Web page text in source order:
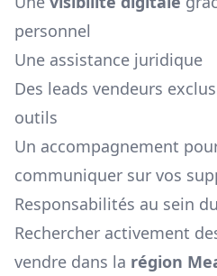
personnel
Une assistance juridique
Des leads vendeurs
outils
Un accompagnement
communiquer sur vos
Responsabilités au sein
Rechercher activement
vendre dans la région